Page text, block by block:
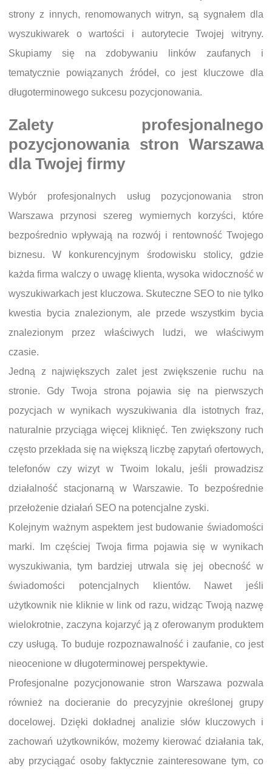
strony z innych, renomowanych witryn, są sygnałem dla
wyszukiwarek o wartości i autorytecie Twojej witryny.
Skupiamy się na zdobywaniu linków zaufanych i
tematycznie powiązanych źródeł, co jest kluczowe dla
długoterminowego sukcesu pozycjonowania.
Zalety profesjonalnego
pozycjonowania stron Warszawa
dla Twojej firmy
Wybór profesjonalnych usług pozycjonowania stron
Warszawa przynosi szereg wymiernych korzyści, które
bezpośrednio wpływają na rozwój i rentowność Twojego
biznesu. W konkurencyjnym środowisku stolicy, gdzie
każda firma walczy o uwagę klienta, wysoka widoczność w
wyszukiwarkach jest kluczowa. Skuteczne SEO to nie tylko
kwestia bycia znalezionym, ale przede wszystkim bycia
znalezionym przez właściwych ludzi, we właściwym
czasie.
Jedną z największych zalet jest zwiększenie ruchu na
stronie. Gdy Twoja strona pojawia się na pierwszych
pozycjach w wynikach wyszukiwania dla istotnych fraz,
naturalnie przyciąga więcej kliknięć. Ten zwiększony ruch
często przekłada się na większą liczbę zapytań ofertowych,
telefonów czy wizyt w Twoim lokalu, jeśli prowadzisz
działalność stacjonarną w Warszawie. To bezpośrednie
przełożenie działań SEO na potencjalne zyski.
Kolejnym ważnym aspektem jest budowanie świadomości
marki. Im częściej Twoja firma pojawia się w wynikach
wyszukiwania, tym bardziej utrwala się jej obecność w
świadomości potencjalnych klientów. Nawet jeśli
użytkownik nie kliknie w link od razu, widząc Twoją nazwę
wielokrotnie, zaczyna kojarzyć ją z oferowanym produktem
czy usługą. To buduje rozpoznawalność i zaufanie, co jest
nieocenione w długoterminowej perspektywie.
Profesjonalne pozycjonowanie stron Warszawa pozwala
również na docieranie do precyzyjnie określonej grupy
docelowej. Dzięki dokładnej analizie słów kluczowych i
zachowań użytkowników, możemy kierować działania tak,
aby przyciągać osoby faktycznie zainteresowane tym, co